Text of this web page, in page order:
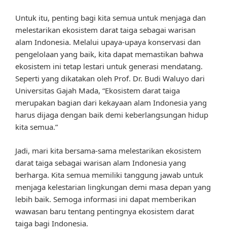
Untuk itu, penting bagi kita semua untuk menjaga dan
melestarikan ekosistem darat taiga sebagai warisan
alam Indonesia. Melalui upaya-upaya konservasi dan
pengelolaan yang baik, kita dapat memastikan bahwa
ekosistem ini tetap lestari untuk generasi mendatang.
Seperti yang dikatakan oleh Prof. Dr. Budi Waluyo dari
Universitas Gajah Mada, “Ekosistem darat taiga
merupakan bagian dari kekayaan alam Indonesia yang
harus dijaga dengan baik demi keberlangsungan hidup
kita semua.”
Jadi, mari kita bersama-sama melestarikan ekosistem
darat taiga sebagai warisan alam Indonesia yang
berharga. Kita semua memiliki tanggung jawab untuk
menjaga kelestarian lingkungan demi masa depan yang
lebih baik. Semoga informasi ini dapat memberikan
wawasan baru tentang pentingnya ekosistem darat
taiga bagi Indonesia.